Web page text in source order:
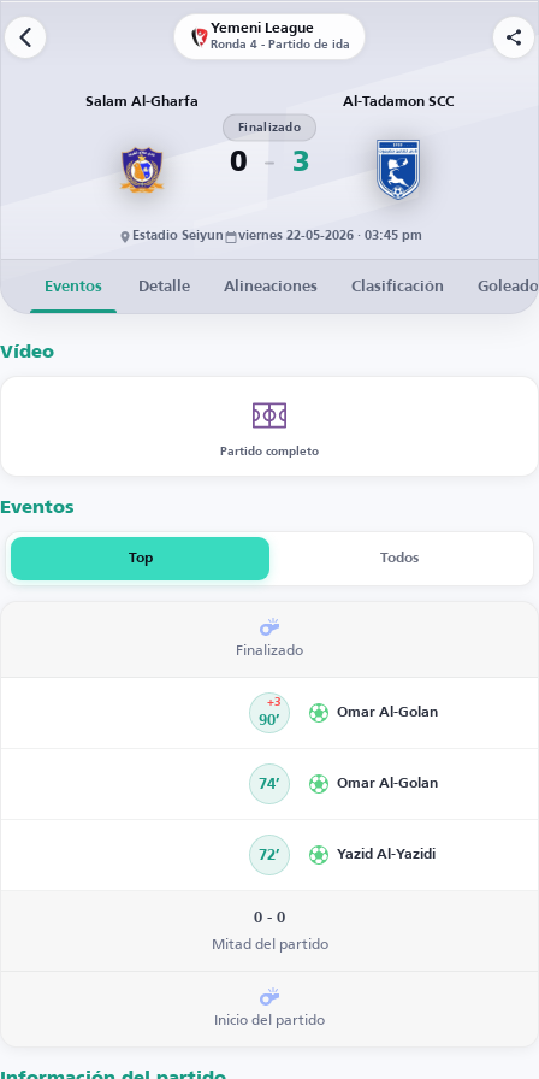
Yemeni League
Ronda 4 - Partido de ida
Salam Al-Gharfa
0
Finalizado
3
Al-Tadamon SCC
Estadio Seiyun viernes 22-05-2026 · 03:45 pm
Eventos Detalle Alineaciones Clasificación
Vídeo
Partido completo
Eventos
Top Todos
Finalizado
90’
+3
Omar Al-Golan
74’ Omar Al-Golan
72’ Yazid Al-Yazidi
0 - 0
Mitad del partido
Inicio del partido